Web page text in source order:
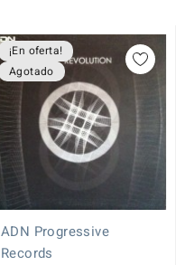
¡En oferta!
Agotado
ADN Progressive
Records